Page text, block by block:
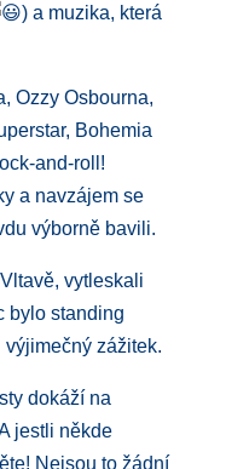
) a muzika, která
Ozzy Osbourna,
Bohemia
and-roll!
a navzájem se
výborně bavili.
vytleskali
bylo standing
zážitek.
dokáží na
jestli někde
Nejsou to žádní